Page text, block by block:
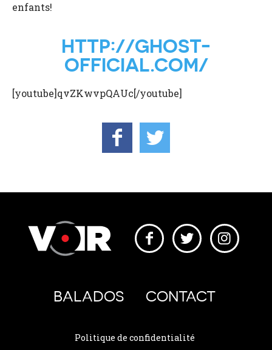
enfants!
HTTP://GHOST-
OFFICIAL.COM/
[youtube]qvZKwvpQAUc[/youtube]
BALADOS CONTACT
Politique de confidentialité